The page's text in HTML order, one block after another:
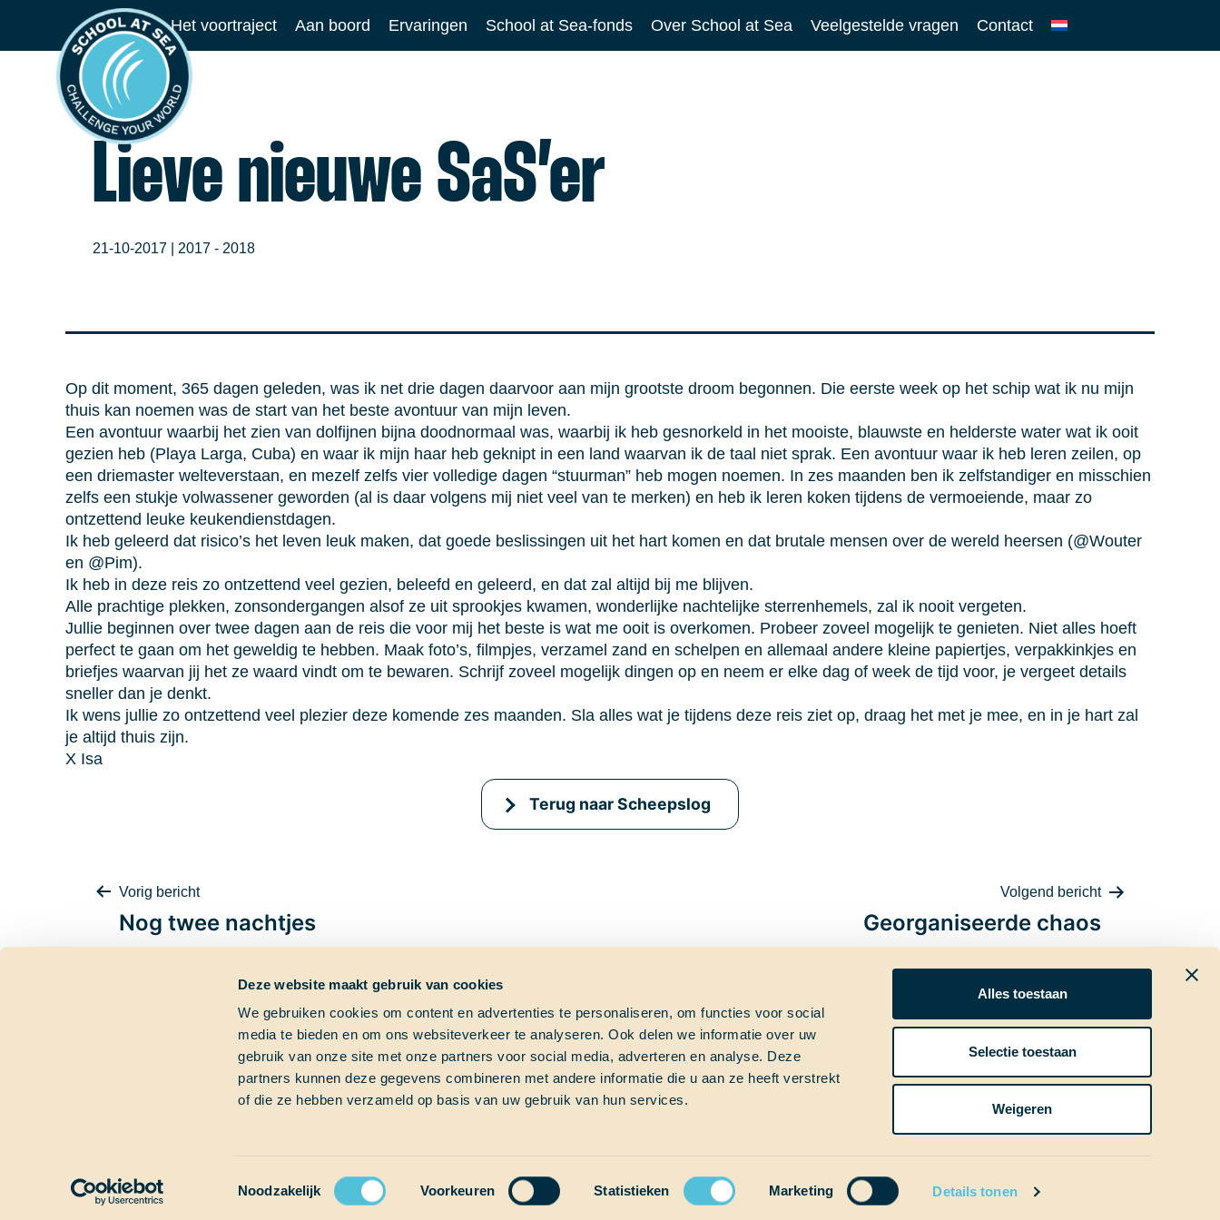
Deze website maakt gebruik van cookies
We gebruiken cookies om content en advertenties te personaliseren, om functies voor social
media te bieden en om ons websiteverkeer te analyseren. Ook delen we informatie over uw
gebruik van onze site met onze partners voor social media, adverteren en analyse. Deze
partners kunnen deze gegevens combineren met andere informatie die u aan ze heeft verstrekt
of die ze hebben verzameld op basis van uw gebruik van hun services.
Toestemmingsselectie
Noodzakelijk Voorkeuren Statistieken Marketing Details tonen
Alles toestaan
Selectie toestaan
Weigeren
de
School
at
Sea
Het voortraject Aan boord Ervaringen School at Sea-fonds Over School at Sea Veelgestelde vragen Contact
Lieve nieuwe SaS’er
21-10-2017 | 2017 - 2018
Op dit moment, 365 dagen geleden, was ik net drie dagen daarvoor aan mijn grootste droom begonnen. Die eerste week op het schip wat ik nu mijn
thuis kan noemen was de start van het beste avontuur van mijn leven.
Een avontuur waarbij het zien van dolfijnen bijna doodnormaal was, waarbij ik heb gesnorkeld in het mooiste, blauwste en helderste water wat ik ooit
gezien heb (Playa Larga, Cuba) en waar ik mijn haar heb geknipt in een land waarvan ik de taal niet sprak. Een avontuur waar ik heb leren zeilen, op
een driemaster welteverstaan, en mezelf zelfs vier volledige dagen “stuurman” heb mogen noemen. In zes maanden ben ik zelfstandiger en misschien
zelfs een stukje volwassener geworden (al is daar volgens mij niet veel van te merken) en heb ik leren koken tijdens de vermoeiende, maar zo
ontzettend leuke keukendienstdagen.
Ik heb geleerd dat risico’s het leven leuk maken, dat goede beslissingen uit het hart komen en dat brutale mensen over de wereld heersen (@Wouter
en @Pim).
Ik heb in deze reis zo ontzettend veel gezien, beleefd en geleerd, en dat zal altijd bij me blijven.
Alle prachtige plekken, zonsondergangen alsof ze uit sprookjes kwamen, wonderlijke nachtelijke sterrenhemels, zal ik nooit vergeten.
Jullie beginnen over twee dagen aan de reis die voor mij het beste is wat me ooit is overkomen. Probeer zoveel mogelijk te genieten. Niet alles hoeft
perfect te gaan om het geweldig te hebben. Maak foto’s, filmpjes, verzamel zand en schelpen en allemaal andere kleine papiertjes, verpakkinkjes en
briefjes waarvan jij het ze waard vindt om te bewaren. Schrijf zoveel mogelijk dingen op en neem er elke dag of week de tijd voor, je vergeet details
sneller dan je denkt.
Ik wens jullie zo ontzettend veel plezier deze komende zes maanden. Sla alles wat je tijdens deze reis ziet op, draag het met je mee, en in je hart zal
je altijd thuis zijn.
X Isa
Terug naar Scheepslog
Bericht
navigatie
Vorig bericht
Nog twee nachtjes
Volgend bericht
Georganiseerde chaos
Dringende vraag?
Heb je een dringende vraag?
Bel gerust of mail ons!
Shipfinder
Check hier waar School at
Sea op dit moment vaart!
Social media Nieuwsbrief